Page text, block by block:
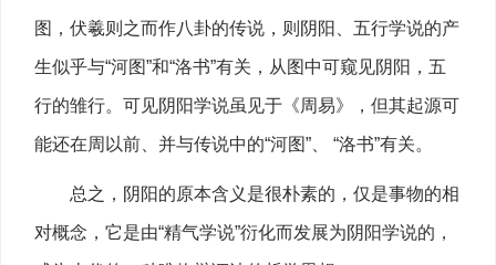
图，伏羲则之而作八卦的传说，则阴阳、五行学说的产
生似乎与“河图”和“洛书”有关，从图中可窥见阴阳，五
行的雏行。可见阴阳学说虽见于《周易》，但其起源可
能还在周以前、并与传说中的“河图”、 “洛书”有关。
总之，阴阳的原本含义是很朴素的，仅是事物的相
对概念，它是由“精气学说”衍化而发展为阴阳学说的，